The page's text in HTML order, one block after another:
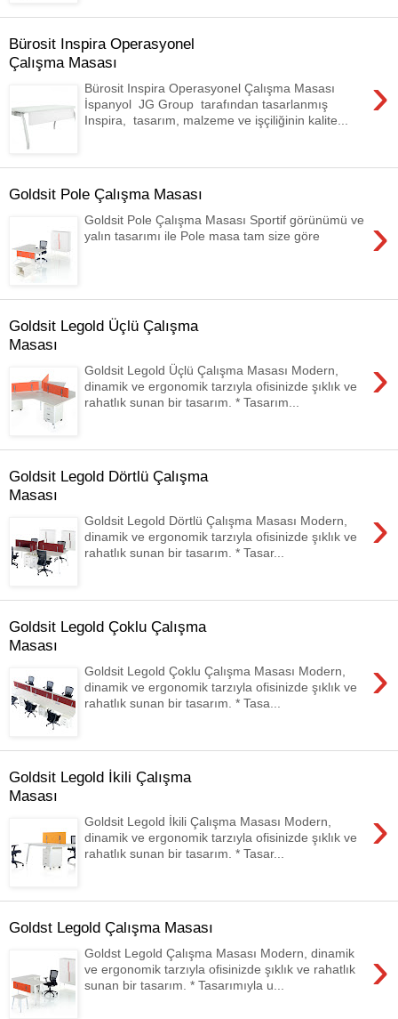
Bürosit Inspira Operasyonel
Çalışma Masası
›
Bürosit Inspira Operasyonel Çalışma Masası
İspanyol JG Group tarafından tasarlanmış
Inspira, tasarım, malzeme ve işçiliğinin kalite...
Goldsit Pole Çalışma Masası
›
Goldsit Pole Çalışma Masası Sportif görünümü ve
yalın tasarımı ile Pole masa tam size göre
Goldsit Legold Üçlü Çalışma
Masası
›
Goldsit Legold Üçlü Çalışma Masası Modern,
dinamik ve ergonomik tarzıyla ofisinizde şıklık ve
rahatlık sunan bir tasarım. * Tasarım...
Goldsit Legold Dörtlü Çalışma
Masası
›
Goldsit Legold Dörtlü Çalışma Masası Modern,
dinamik ve ergonomik tarzıyla ofisinizde şıklık ve
rahatlık sunan bir tasarım. * Tasar...
Goldsit Legold Çoklu Çalışma
Masası
›
Goldsit Legold Çoklu Çalışma Masası Modern,
dinamik ve ergonomik tarzıyla ofisinizde şıklık ve
rahatlık sunan bir tasarım. * Tasa...
Goldsit Legold İkili Çalışma
Masası
›
Goldsit Legold İkili Çalışma Masası Modern,
dinamik ve ergonomik tarzıyla ofisinizde şıklık ve
rahatlık sunan bir tasarım. * Tasar...
Goldst Legold Çalışma Masası
›
Goldst Legold Çalışma Masası Modern, dinamik
ve ergonomik tarzıyla ofisinizde şıklık ve rahatlık
sunan bir tasarım. * Tasarımıyla u...